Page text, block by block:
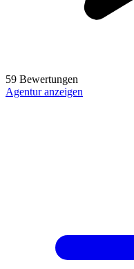
59 Bewertungen
Agentur anzeigen